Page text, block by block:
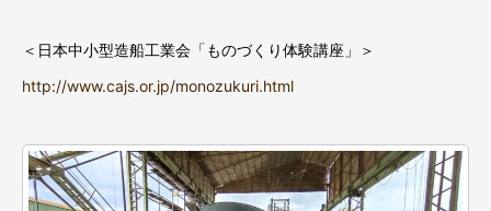
＜日本中小型造船工業会「ものづくり体験講座」＞
http://www.cajs.or.jp/monozukuri.html